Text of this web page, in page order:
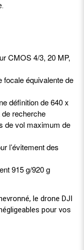
CMOS 4/3, 20 MP,
équivalente de
définition de 640 x
recherche
de vol maximum de
l’évitement des
915 g/920 g
le drone DJI
pour vos